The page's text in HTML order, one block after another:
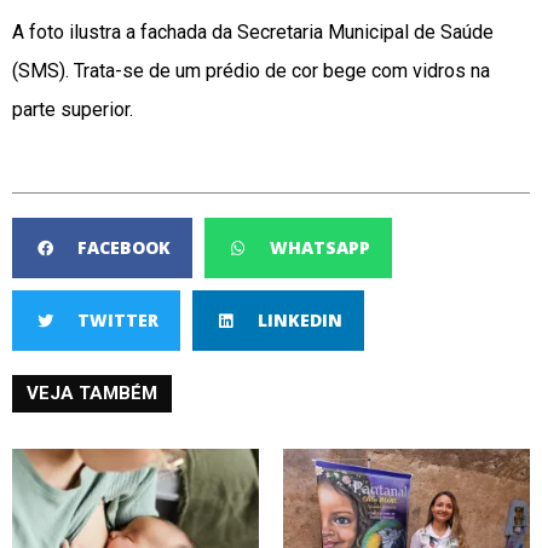
A foto ilustra a fachada da Secretaria Municipal de Saúde
(SMS). Trata-se de um prédio de cor bege com vidros na
parte superior.
FACEBOOK WHATSAPP
TWITTER LINKEDIN
VEJA TAMBÉM